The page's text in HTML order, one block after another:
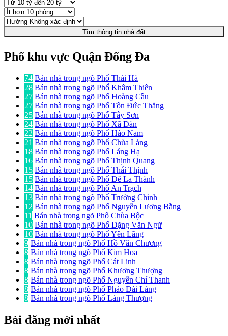
Tìm thông tin nhà đất
Phố khu vực Quận Đống Đa
74 Bán nhà trong ngõ Phố Thái Hà
28 Bán nhà trong ngõ Phố Khâm Thiên
27 Bán nhà trong ngõ Phố Hoàng Cầu
27 Bán nhà trong ngõ Phố Tôn Đức Thắng
25 Bán nhà trong ngõ Phố Tây Sơn
24 Bán nhà trong ngõ Phố Xã Đàn
22 Bán nhà trong ngõ Phố Hào Nam
21 Bán nhà trong ngõ Phố Chùa Láng
18 Bán nhà trong ngõ Phố Láng Hạ
16 Bán nhà trong ngõ Phố Thịnh Quang
15 Bán nhà trong ngõ Phố Thái Thịnh
15 Bán nhà trong ngõ Phố Đê La Thành
14 Bán nhà trong ngõ Phố An Trạch
13 Bán nhà trong ngõ Phố Trường Chinh
12 Bán nhà trong ngõ Phố Nguyễn Lương Bằng
11 Bán nhà trong ngõ Phố Chùa Bộc
10 Bán nhà trong ngõ Phố Đặng Văn Ngữ
10 Bán nhà trong ngõ Phố Yên Lãng
9 Bán nhà trong ngõ Phố Hồ Văn Chương
8 Bán nhà trong ngõ Phố Kim Hoa
8 Bán nhà trong ngõ Phố Cát Linh
8 Bán nhà trong ngõ Phố Khương Thượng
8 Bán nhà trong ngõ Phố Nguyễn Chí Thanh
8 Bán nhà trong ngõ Phố Pháo Đài Láng
8 Bán nhà trong ngõ Phố Láng Thượng
Bài đăng mới nhất